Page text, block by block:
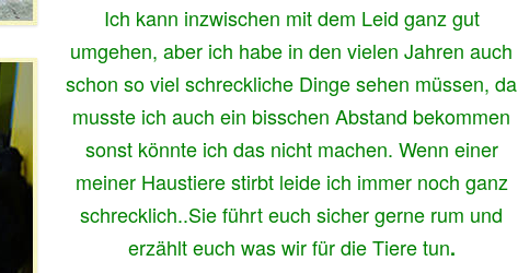
Ich kann inzwischen mit dem Leid ganz gut
umgehen, aber ich habe in den vielen Jahren auch
schon so viel schreckliche Dinge sehen müssen, da
musste ich auch ein bisschen Abstand bekommen
sonst könnte ich das nicht machen. Wenn einer
meiner Haustiere stirbt leide ich immer noch ganz
schrecklich..Sie führt euch sicher gerne rum und
erzählt euch was wir für die Tiere tun.